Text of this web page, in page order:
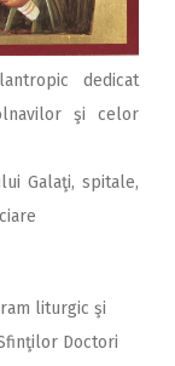
dedicat
şi celor
Galaţi, spitale,
liturgic şi
Doctori